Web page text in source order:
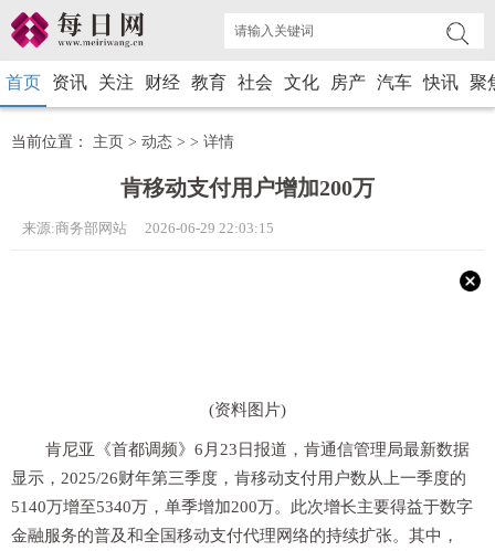
首页 资讯 关注 财经 教育 社会 文化 房产 汽车 快讯 聚
当前位置： 主页 > 动态 > > 详情
肯移动支付用户增加200万
来源:商务部网站 2026-06-29 22:03:15
(资料图片)
肯尼亚《首都调频》6月23日报道，肯通信管理局最新数据
显示，2025/26财年第三季度，肯移动支付用户数从上一季度的
5140万增至5340万，单季增加200万。此次增长主要得益于数字
金融服务的普及和全国移动支付代理网络的持续扩张。其中，